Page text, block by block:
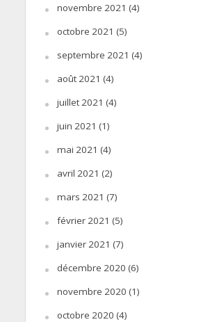
novembre 2021 (4)
octobre 2021 (5)
septembre 2021 (4)
août 2021 (4)
juillet 2021 (4)
juin 2021 (1)
mai 2021 (4)
avril 2021 (2)
mars 2021 (7)
février 2021 (5)
janvier 2021 (7)
décembre 2020 (6)
novembre 2020 (1)
octobre 2020 (4)